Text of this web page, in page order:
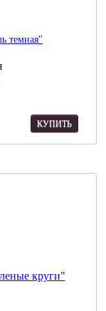
темная"
КУПИТЬ